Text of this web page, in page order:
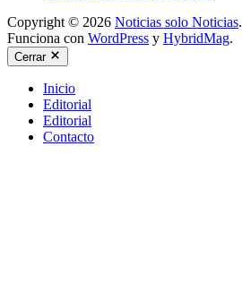
Copyright © 2026 Noticias solo Noticias.
Funciona con WordPress y HybridMag.
Cerrar
Inicio
Editorial
Editorial
Contacto